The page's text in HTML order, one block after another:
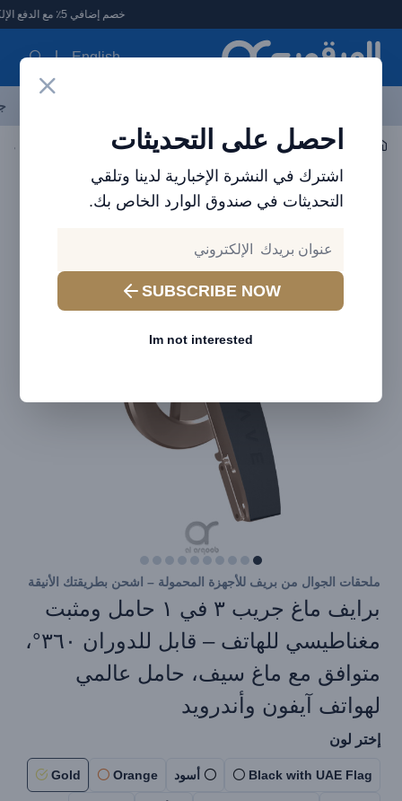
العرقوب - متجر الإلكترونيات في الإمارات
خصم إضافي 5٪ مع الدفع الإلكتروني
English
احصل على التحديثات
اشترك في النشرة الإخبارية لدينا وتلقي
التحديثات في صندوق الوارد الخاص بك.
SUBSCRIBE NOW
Im not interested
اكسسوارات الجوال حامل وماسك الموبايل والتابلت
ملحقات الجوال من بريف للأجهزة المحمولة – اشحن بطريقتك الأنيقة
برايف ماغ جريب ٣ في ١ حامل ومثبت
مغناطيسي للهاتف – قابل للدوران ٣٦٠°،
متوافق مع ماغ سيف، حامل عالمي
لهواتف آيفون وأندرويد
إختر لون
Black with UAE Flag أسود Orange
Gold